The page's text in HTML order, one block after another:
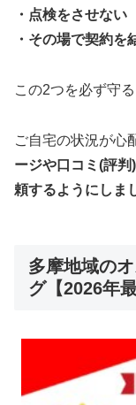
・点検をさせない
・その場で契約を
この2つを必ず守
ご自宅の状況が心
ージや口コミ(評
頼するようにしま
多摩地域の
グ【2026年最